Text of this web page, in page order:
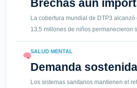
Brechas aún
La cobertura mundial de DTP3
13,5 millones de niños permanecieron
SALUD MENTAL
Demanda sostenida
Los sistemas sanitarios mantienen el